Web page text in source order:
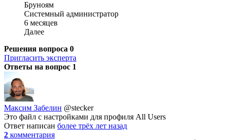
Бруноям
Системный администратор
6 месяцев
Далее
Решения вопроса 0
Пригласить эксперта
Ответы на вопрос 1
Максим Забелин @stecker
Это файл с настройками для профиля All Users
Ответ написан более трёх лет назад
2 комментария